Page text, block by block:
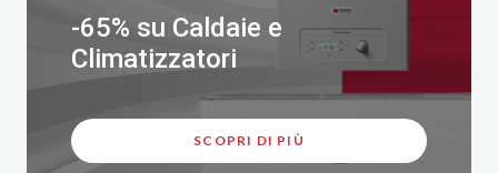
-65% su Caldaie e
Climatizzatori
SCOPRI DI PIÙ